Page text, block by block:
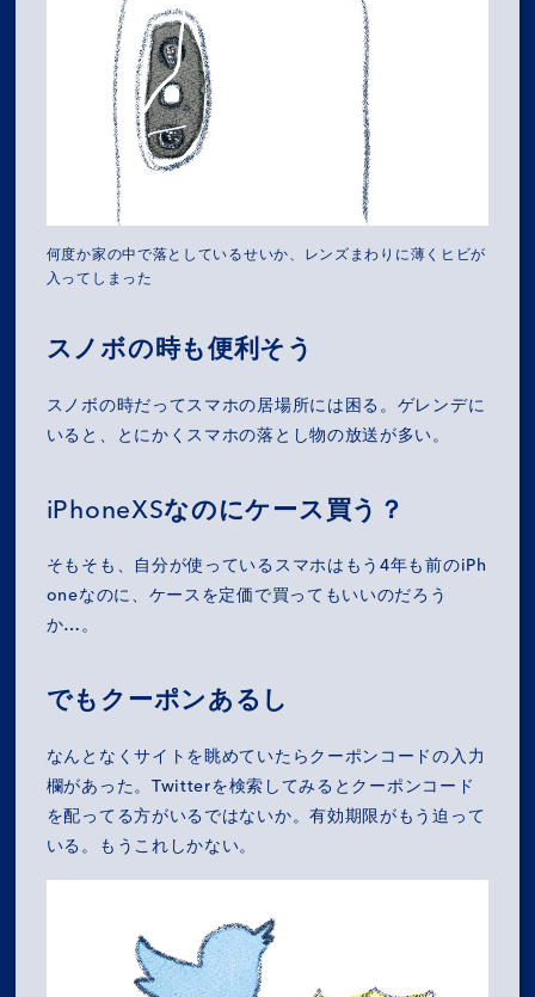
何度か家の中で落としているせいか、レンズまわりに薄くヒビが
入ってしまった
スノボの時も便利そう
スノボの時だってスマホの居場所には困る。ゲレンデに
いると、とにかくスマホの落とし物の放送が多い。
iPhoneXSなのにケース買う？
そもそも、自分が使っているスマホはもう4年も前のiPh
oneなのに、ケースを定価で買ってもいいのだろう
か…。
でもクーポンあるし
なんとなくサイトを眺めていたらクーポンコードの入力
欄があった。Twitterを検索してみるとクーポンコード
を配ってる方がいるではないか。有効期限がもう迫って
いる。もうこれしかない。